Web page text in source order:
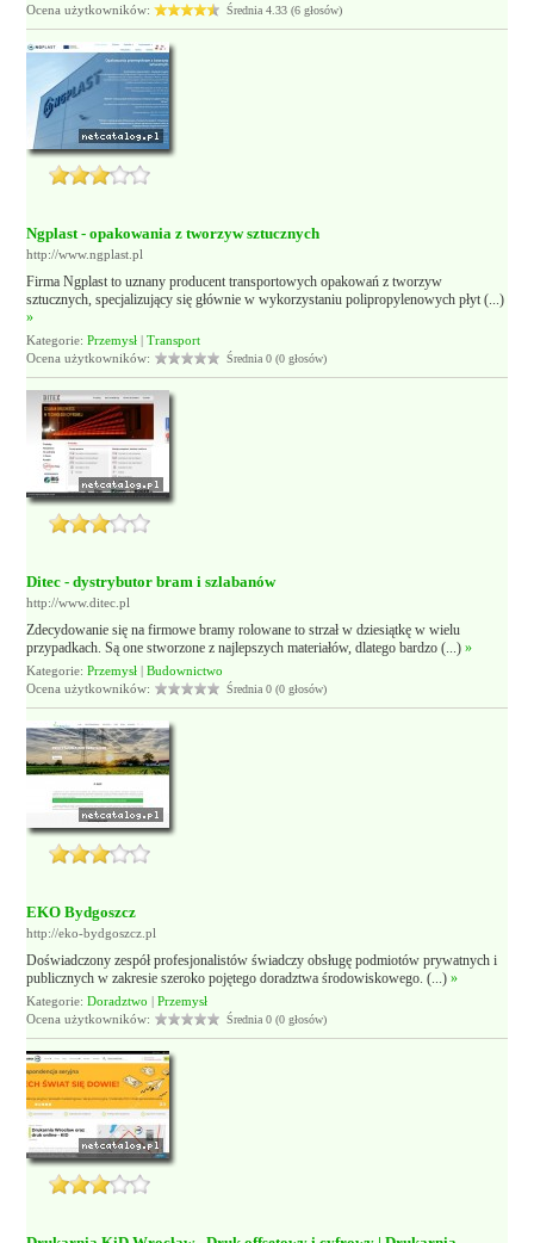
Ocena użytkowników:
Średnia 4.33 (6 głosów)
Ngplast - opakowania z tworzyw sztucznych
http://www.ngplast.pl
Firma Ngplast to uznany producent transportowych opakowań z tworzyw
sztucznych, specjalizujący się głównie w wykorzystaniu polipropylenowych płyt (...)
»
Kategorie:Przemysł |Transport
Ocena użytkowników:
Średnia 0 (0 głosów)
Ditec - dystrybutor bram i szlabanów
http://www.ditec.pl
Zdecydowanie się na firmowe bramy rolowane to strzał w dziesiątkę w wielu
przypadkach. Są one stworzone z najlepszych materiałów, dlatego bardzo (...)»
Kategorie:Przemysł |Budownictwo
Ocena użytkowników:
Średnia 0 (0 głosów)
EKO Bydgoszcz
http://eko-bydgoszcz.pl
Doświadczony zespół profesjonalistów świadczy obsługę podmiotów prywatnych i
publicznych w zakresie szeroko pojętego doradztwa środowiskowego. (...)»
Kategorie:Doradztwo |Przemysł
Ocena użytkowników:
Średnia 0 (0 głosów)